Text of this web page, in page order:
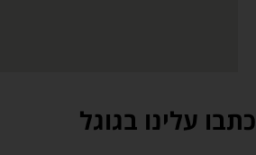
כתבו עלינו בגוגל